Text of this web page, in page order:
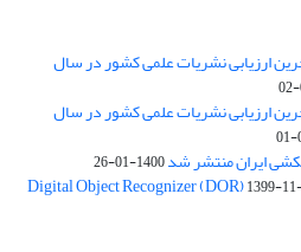
ارزیابی نشریات علمی کشور در سال
ارزیابی نشریات علمی کشور در سال
1400-01-26
1399-